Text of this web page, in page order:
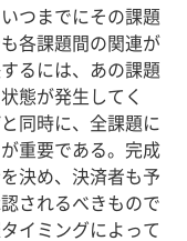
つまでにその課題
各課題間の関連が
るには、あの課題
態が発生してく
同時に、全課題に
重要である。完成
決め、決済者も予
されるべきもので
イミングによって